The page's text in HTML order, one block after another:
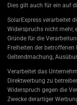
Dies gilt auch für ein auf
SolarExpress verarbeitet
Widerspruchs nicht mehr,
Gründe für die
Freiheiten der
Geltendmachung,
Verarbeitet das
Direktwerbung zu
Widerspruch gegen die
Zwecke derartiger